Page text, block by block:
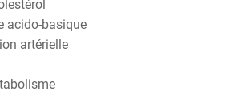
acido-basique
artérielle